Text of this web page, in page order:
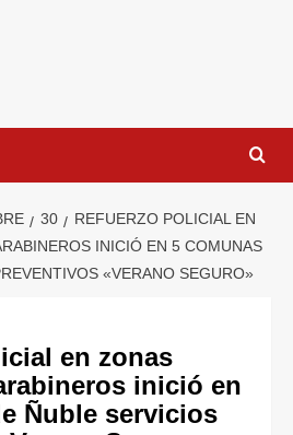
30
REFUERZO POLICIAL EN
INICIÓ EN 5 COMUNAS
«VERANO SEGURO»
en zonas
inició en
Ñuble servicios